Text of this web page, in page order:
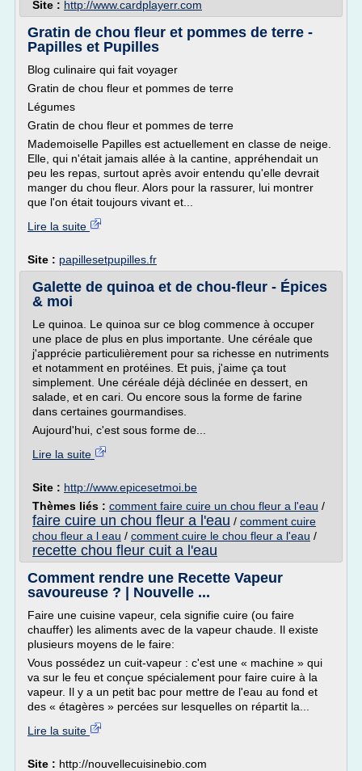
Site : http://www.cardplayerr.com
Gratin de chou fleur et pommes de terre -
Papilles et Pupilles
Blog culinaire qui fait voyager
Gratin de chou fleur et pommes de terre
Légumes
Gratin de chou fleur et pommes de terre
Mademoiselle Papilles est actuellement en classe de neige.
Elle, qui n'était jamais allée à la cantine, appréhendait un
peu les repas, surtout après avoir entendu qu'elle devrait
manger du chou fleur. Alors pour la rassurer, lui montrer
que l'on était toujours vivant et...
Lire la suite
Site : papillesetpupilles.fr
Galette de quinoa et de chou-fleur - Épices
& moi
Le quinoa. Le quinoa sur ce blog commence à occuper
une place de plus en plus importante. Une céréale que
j'apprécie particulièrement pour sa richesse en nutriments
et notamment en protéines. Et puis, j'aime ça tout
simplement. Une céréale déjà déclinée en dessert, en
salade, et en cari. Ou encore sous la forme de farine
dans certaines gourmandises.
Aujourd'hui, c'est sous forme de...
Lire la suite
Site : http://www.epicesetmoi.be
Thèmes liés : comment faire cuire un chou fleur a l'eau /
faire cuire un chou fleur a l'eau / comment cuire
chou fleur a l eau / comment cuire le chou fleur a l'eau /
recette chou fleur cuit a l'eau
Comment rendre une Recette Vapeur
savoureuse ? | Nouvelle ...
Faire une cuisine vapeur, cela signifie cuire (ou faire
chauffer) les aliments avec de la vapeur chaude. Il existe
plusieurs moyens de le faire:
Vous possédez un cuit-vapeur : c'est une « machine » qui
va sur le feu et conçue spécialement pour faire cuire à la
vapeur. Il y a un petit bac pour mettre de l'eau au fond et
des « étagères » percées sur lesquelles on répartit la...
Lire la suite
Site : http://nouvellecuisinebio.com